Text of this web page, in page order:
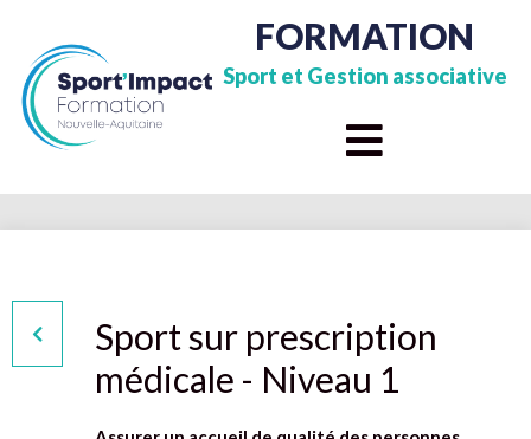
FORMATION
Sport et Gestion associative
Sport sur prescription
médicale - Niveau 1